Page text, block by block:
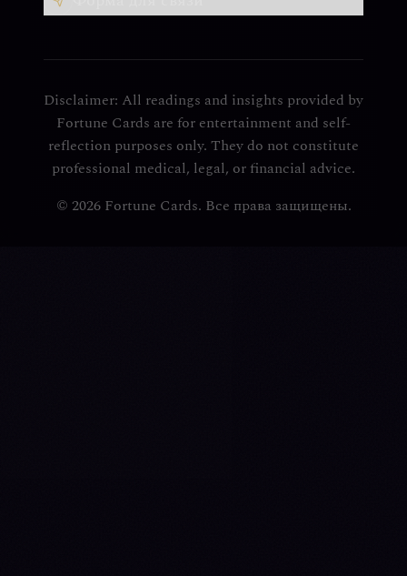
Disclaimer: All readings and insights provided by
Fortune Cards are for entertainment and self-
reflection purposes only. They do not constitute
professional medical, legal, or financial advice.
© 2026 Fortune Cards. Все права защищены.